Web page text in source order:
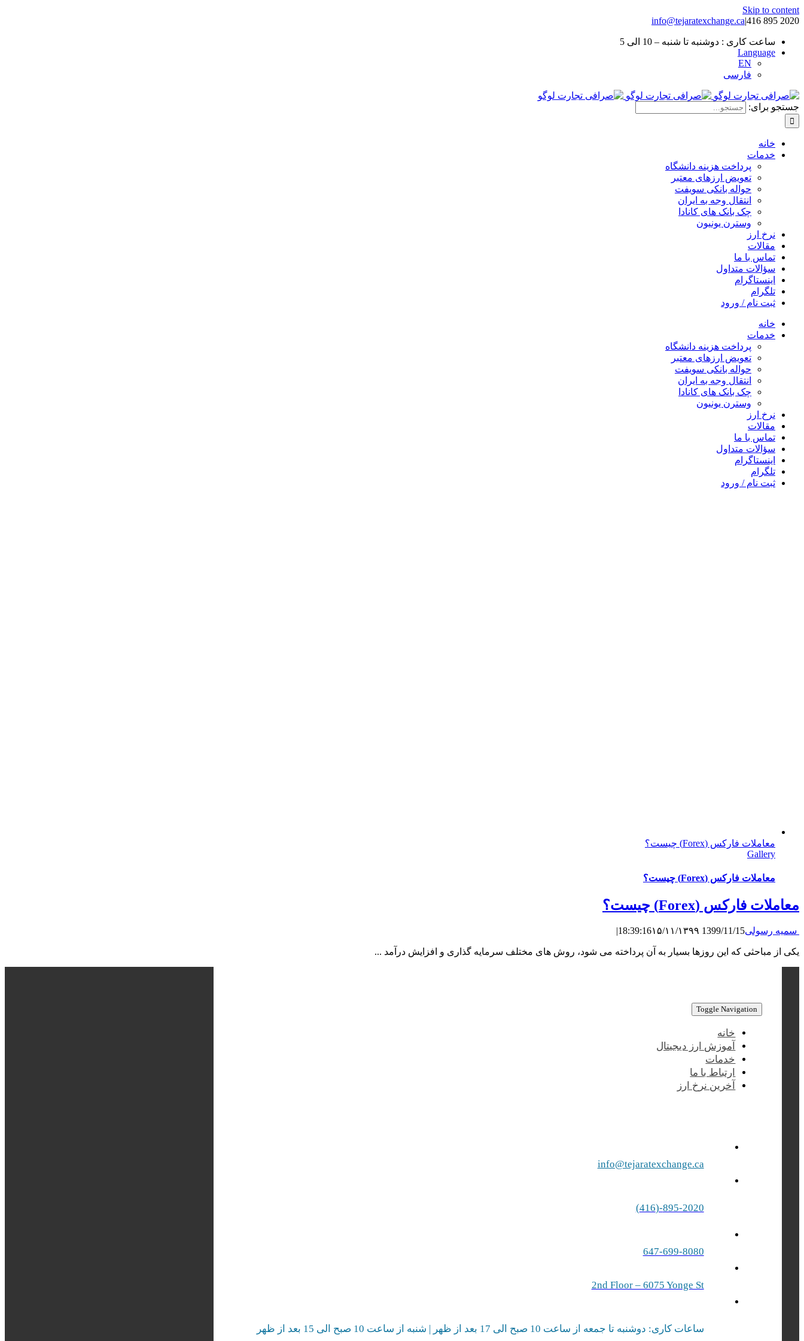
Skip to content
2020 895 416
|
info@tejaratexchange.ca
ساعت کاری : دوشنبه تا شنبه – 10 الی 5
Language
EN
فارسی
جستجو برای:
خانه
خدمات
پرداخت هزینه دانشگاه
تعویض ارزهای معتبر
حواله بانکی سویفت
انتقال وجه به ایران
چک بانک های کانادا
وسترن یونیون
نرخ ارز
مقالات
تماس با ما
سؤالات متداول
اینستاگرام
تلگرام
ثبت نام / ورود
خانه
خدمات
پرداخت هزینه دانشگاه
تعویض ارزهای معتبر
حواله بانکی سویفت
انتقال وجه به ایران
چک بانک های کانادا
وسترن یونیون
نرخ ارز
مقالات
تماس با ما
سؤالات متداول
اینستاگرام
تلگرام
ثبت نام / ورود
معاملات فارکس (Forex) چیست؟
Gallery
معاملات فارکس (Forex) چیست؟
معاملات فارکس (Forex) چیست؟
سمیه رسولی1399/11/15 18:39:16 ۱۵/۱۱/۱۳۹۹ |
یکی از مباحثی که این روزها بسیار به آن پرداخته می شود، روش های مختلف سرمایه گذاری و افزایش درآمد ...
Toggle Navigation
خانه
آموزش ارز دیجیتال
خدمات
ارتباط با ما
آخرین نرخ ارز
info@tejaratexchange.ca
895-2020-(416)
647-699-8080
2nd Floor – 6075 Yonge St
ساعات کاری: دوشنبه تا جمعه از ساعت 10 صبح الی 17 بعد از ظهر | شنبه‌ از ساعت 10 صبح الی 15 بعد از ظهر